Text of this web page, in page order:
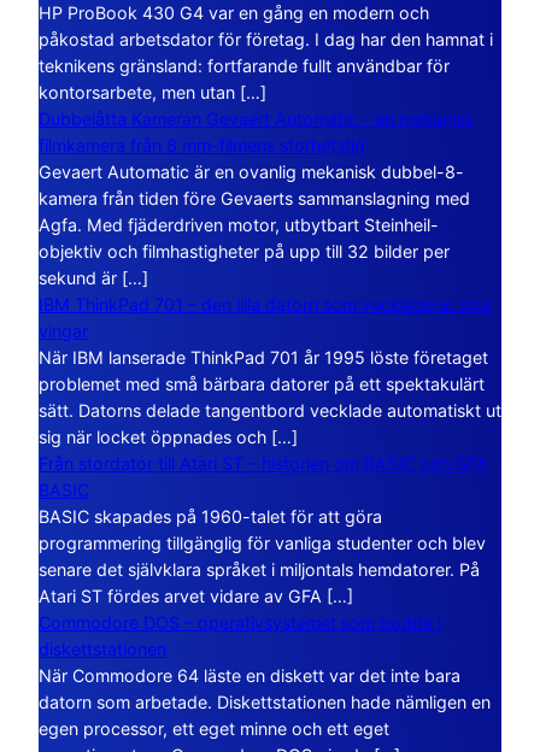
HP ProBook 430 G4 var en gång en modern och
påkostad arbetsdator för företag. I dag har den hamnat i
teknikens gränsland: fortfarande fullt användbar för
kontorsarbete, men utan […]
Dubbelåtta Kameran Gevaert Automatic – en mekanisk
filmkamera från 8 mm-filmens storhetstid
Gevaert Automatic är en ovanlig mekanisk dubbel-8-
kamera från tiden före Gevaerts sammanslagning med
Agfa. Med fjäderdriven motor, utbytbart Steinheil-
objektiv och filmhastigheter på upp till 32 bilder per
sekund är […]
IBM ThinkPad 701 – den lilla datorn som vecklade ut sina
vingar
När IBM lanserade ThinkPad 701 år 1995 löste företaget
problemet med små bärbara datorer på ett spektakulärt
sätt. Datorns delade tangentbord vecklade automatiskt ut
sig när locket öppnades och […]
Från stordator till Atari ST – historien om BASIC och GFA
BASIC
BASIC skapades på 1960-talet för att göra
programmering tillgänglig för vanliga studenter och blev
senare det självklara språket i miljontals hemdatorer. På
Atari ST fördes arvet vidare av GFA […]
Commodore DOS – operativsystemet som bodde i
diskettstationen
När Commodore 64 läste en diskett var det inte bara
datorn som arbetade. Diskettstationen hade nämligen en
egen processor, ett eget minne och ett eget